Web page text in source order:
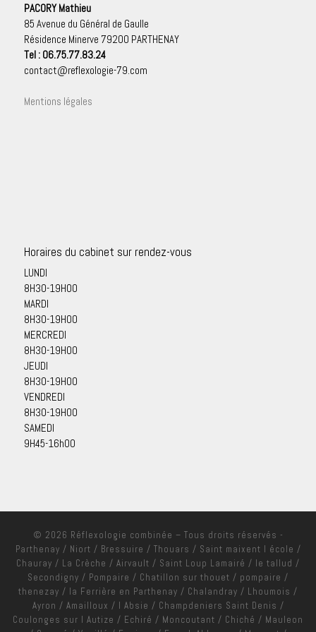
PACORY Mathieu
85 Avenue du Général de Gaulle
Résidence Minerve 79200 PARTHENAY
Tel : 06.75.77.83.24
contact@reflexologie-79.com
Mentions légales
Horaires du cabinet sur rendez-vous
LUNDI
8H30-19H00
MARDI
8H30-19H00
MERCREDI
8H30-19H00
JEUDI
8H30-19H00
VENDREDI
8H30-19H00
SAMEDI
9H45-16h00
© 2026 Réflexologie combinée – Tous droits réservés